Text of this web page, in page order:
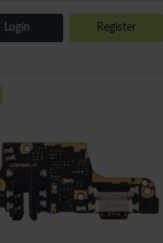
Login Register